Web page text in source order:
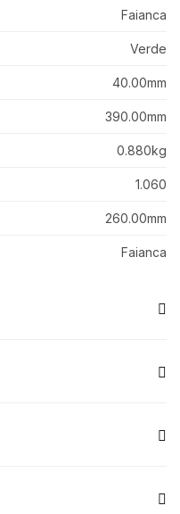
Faianca
Verde
40.00mm
390.00mm
0.880kg
1.060
260.00mm
Faianca